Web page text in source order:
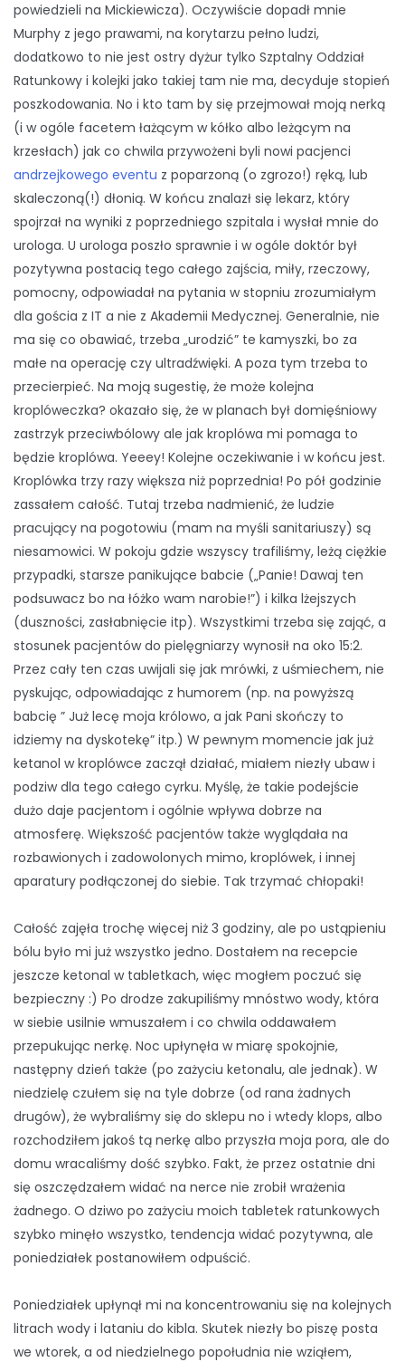
powiedzieli na Mickiewicza). Oczywiście dopadł mnie
Murphy z jego prawami, na korytarzu pełno ludzi,
dodatkowo to nie jest ostry dyżur tylko Szptalny Oddział
Ratunkowy i kolejki jako takiej tam nie ma, decyduje stopień
poszkodowania. No i kto tam by się przejmował moją nerką
(i w ogóle facetem łażącym w kółko albo leżącym na
krzesłach) jak co chwila przywożeni byli nowi pacjenci
andrzejkowego eventu z poparzoną (o zgrozo!) ręką, lub
skaleczoną(!) dłonią. W końcu znalazł się lekarz, który
spojrzał na wyniki z poprzedniego szpitala i wysłał mnie do
urologa. U urologa poszło sprawnie i w ogóle doktór był
pozytywna postacią tego całego zajścia, miły, rzeczowy,
pomocny, odpowiadał na pytania w stopniu zrozumiałym
dla gościa z IT a nie z Akademii Medycznej. Generalnie, nie
ma się co obawiać, trzeba „urodzić” te kamyszki, bo za
małe na operację czy ultradźwięki. A poza tym trzeba to
przecierpieć. Na moją sugestię, że może kolejna
kroplóweczka? okazało się, że w planach był domięśniowy
zastrzyk przeciwbólowy ale jak kroplówa mi pomaga to
będzie kroplówa. Yeeey! Kolejne oczekiwanie i w końcu jest.
Kroplówka trzy razy większa niż poprzednia! Po pół godzinie
zassałem całość. Tutaj trzeba nadmienić, że ludzie
pracujący na pogotowiu (mam na myśli sanitariuszy) są
niesamowici. W pokoju gdzie wszyscy trafiliśmy, leżą ciężkie
przypadki, starsze panikujące babcie („Panie! Dawaj ten
podsuwacz bo na łóżko wam narobie!”) i kilka lżejszych
(duszności, zasłabnięcie itp). Wszystkimi trzeba się zająć, a
stosunek pacjentów do pielęgniarzy wynosił na oko 15:2.
Przez cały ten czas uwijali się jak mrówki, z uśmiechem, nie
pyskując, odpowiadając z humorem (np. na powyższą
babcię ” Już lecę moja królowo, a jak Pani skończy to
idziemy na dyskotekę” itp.) W pewnym momencie jak już
ketanol w kroplówce zaczął działać, miałem niezły ubaw i
podziw dla tego całego cyrku. Myślę, że takie podejście
dużo daje pacjentom i ogólnie wpływa dobrze na
atmosferę. Większość pacjentów także wyglądała na
rozbawionych i zadowolonych mimo, kroplówek, i innej
aparatury podłączonej do siebie. Tak trzymać chłopaki!
Całość zajęła trochę więcej niż 3 godziny, ale po ustąpieniu
bólu było mi już wszystko jedno. Dostałem na recepcie
jeszcze ketonal w tabletkach, więc mogłem poczuć się
bezpieczny :) Po drodze zakupiliśmy mnóstwo wody, która
w siebie usilnie wmuszałem i co chwila oddawałem
przepukując nerkę. Noc upłynęła w miarę spokojnie,
następny dzień także (po zażyciu ketonalu, ale jednak). W
niedzielę czułem się na tyle dobrze (od rana żadnych
drugów), że wybraliśmy się do sklepu no i wtedy klops, albo
rozchodziłem jakoś tą nerkę albo przyszła moja pora, ale do
domu wracaliśmy dość szybko. Fakt, że przez ostatnie dni
się oszczędzałem widać na nerce nie zrobił wrażenia
żadnego. O dziwo po zażyciu moich tabletek ratunkowych
szybko minęło wszystko, tendencja widać pozytywna, ale
poniedziałek postanowiłem odpuścić.
Poniedziałek upłynął mi na koncentrowaniu się na kolejnych
litrach wody i lataniu do kibla. Skutek niezły bo piszę posta
we wtorek, a od niedzielnego popołudnia nie wziąłem,